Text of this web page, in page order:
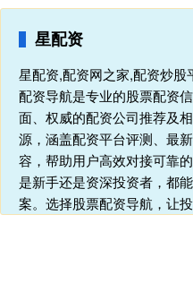
星配资
星配资,配资网之家,配资炒
配资导航是专业的股票配资
面、权威的配资公司推荐及
源，涵盖配资平台评测、最
容，帮助用户高效对接可靠
是新手还是资深投资者，都
案。选择股票配资导航，让